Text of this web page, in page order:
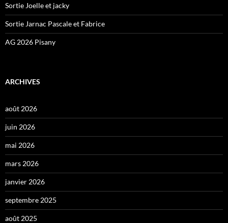
Sortie Joelle et jacky
Sortie Jarnac Pascale et Fabrice
AG 2026 Pisany
ARCHIVES
août 2026
juin 2026
mai 2026
mars 2026
janvier 2026
septembre 2025
août 2025